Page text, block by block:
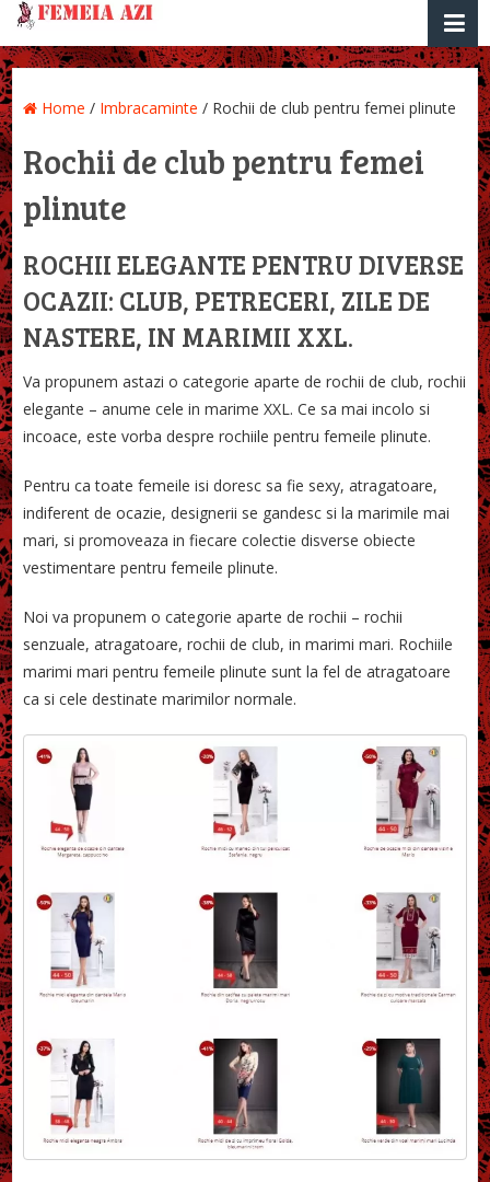
Home / Imbracaminte / Rochii de club pentru femei plinute
Rochii de club pentru femei
plinute
ROCHII ELEGANTE PENTRU DIVERSE
OCAZII: CLUB, PETRECERI, ZILE DE
NASTERE, IN MARIMII XXL.
Va propunem astazi o categorie aparte de rochii de club, rochii
elegante – anume cele in marime XXL. Ce sa mai incolo si
incoace, este vorba despre rochiile pentru femeile plinute.
Pentru ca toate femeile isi doresc sa fie sexy, atragatoare,
indiferent de ocazie, designerii se gandesc si la marimile mai
mari, si promoveaza in fiecare colectie disverse obiecte
vestimentare pentru femeile plinute.
Noi va propunem o categorie aparte de rochii – rochii
senzuale, atragatoare, rochii de club, in marimi mari. Rochiile
marimi mari pentru femeile plinute sunt la fel de atragatoare
ca si cele destinate marimilor normale.